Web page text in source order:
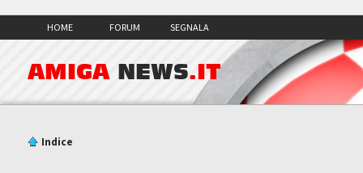
HOME FORUM SEGNALA
AMIGA NEWS.IT
Indice